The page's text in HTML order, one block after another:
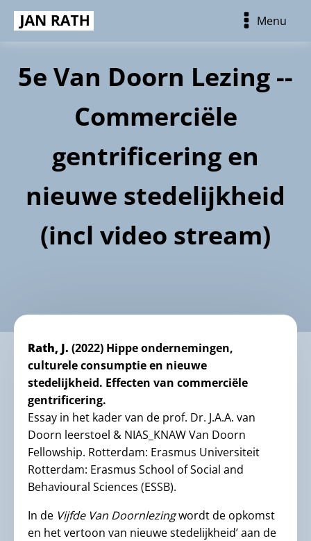
Menu
5e Van Doorn Lezing --
Commerciële
gentrificering en
nieuwe stedelijkheid
(incl video stream)
Rath, J. (2022) Hippe ondernemingen,
culturele consumptie en nieuwe
stedelijkheid. Effecten van commerciële
gentrificering.
Essay in het kader van de prof. Dr. J.A.A. van
Doorn leerstoel & NIAS_KNAW Van Doorn
Fellowship. Rotterdam: Erasmus Universiteit
Rotterdam: Erasmus School of Social and
Behavioural Sciences (ESSB).
In de Vijfde Van Doornlezingwordt de opkomst
en het vertoon van nieuwe stedelijkheid’ aan de